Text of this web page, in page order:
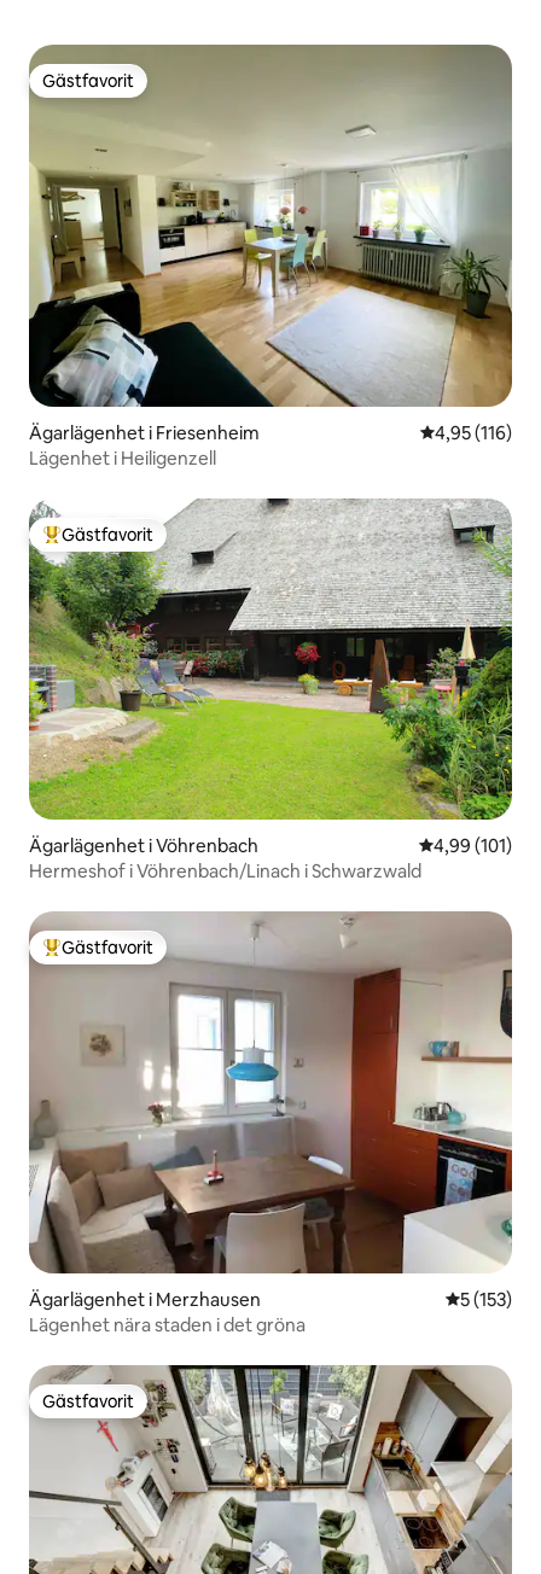
Gästfavorit
Gästfavorit
Ägarlägenhet i Friesenheim 4,95 av 5 i
4,95 (116)
Lägenhet i Heiligenzell
Populär gästfavorit
Gästfavorit
Ägarlägenhet i Vöhrenbach 4,99 av 5 i
4,99 (101)
Hermeshof i Vöhrenbach/Linach i Schwarzwald
Populär gästfavorit
Gästfavorit
Ägarlägenhet i Merzhausen 5 av 5 i
5 (153)
Lägenhet nära staden i det gröna
Gästfavorit
Gästfavorit